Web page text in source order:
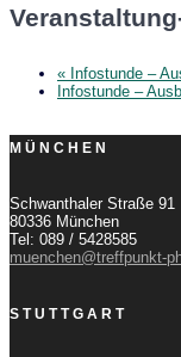
« Infostunde –
Infostunde –
MÜNCHEN
Schwanthaler Straße 91
80336 München
Tel: 089 / 5428585
muenchen@treffpunkt-
STUTTGART